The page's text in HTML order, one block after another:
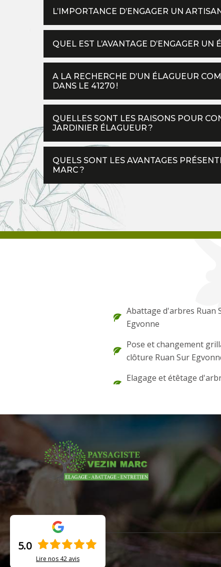
L’IMPORTANCE D’ENGAGER UN
QUEL EST L’AVANTAGE D’ENGAGER
A LA RECHERCHE D’UN ÉLAGUEUR
DANS LE 41270 !
QUELLES SONT LES RAISONS POUR
JARDINIER ÉLAGUEUR ?
QUELS SONT LES AVANTAGES
MARC ?
Abattage d'arbres Ruan
Egvonne
Pose et changement
clôture Ruan Sur
Elagage et étêtage
5.0
Lire nos 42 avis